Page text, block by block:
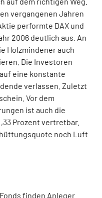
vergangenen Jahren
performte DAX und
2006 deutlich aus. An
Holzmindener auch
Die Investoren
eine konstante
verlassen. Zuletzt
Vor dem
ist auch die
Prozent vertretbar.
noch Luft
finden Anleger